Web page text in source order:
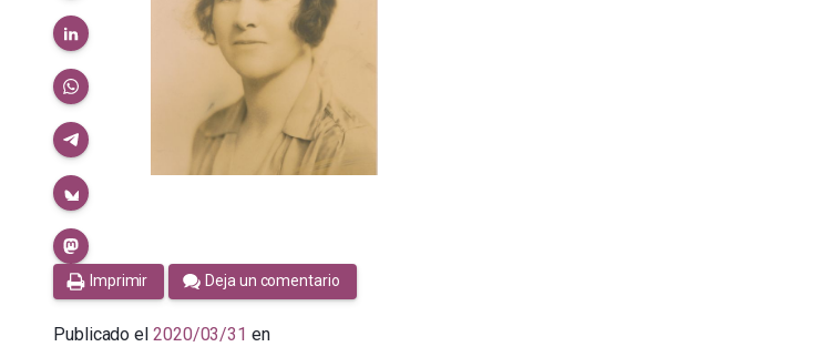
Imprimir Deja un comentario
Publicado el 2020/03/31 en